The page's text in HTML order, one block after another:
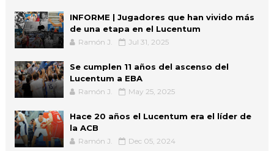
INFORME | Jugadores que han vivido más
de una etapa en el Lucentum
Ramón J. Jul 31, 2025
Se cumplen 11 años del ascenso del
Lucentum a EBA
Ramón J. May 25, 2025
Hace 20 años el Lucentum era el líder de
la ACB
Ramón J. Dec 05, 2024